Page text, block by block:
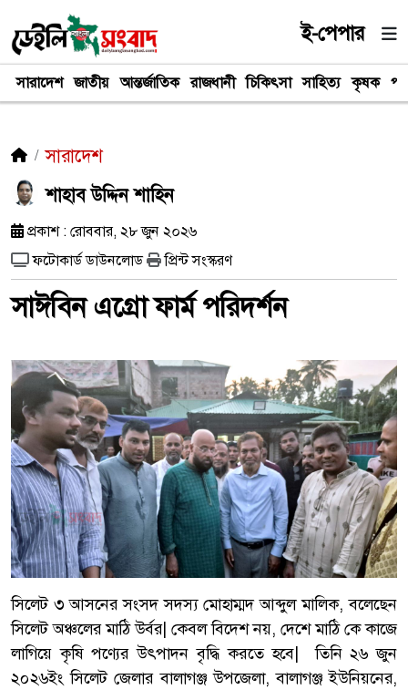
ই-পেপার
সারাদেশ জাতীয় আন্তর্জাতিক রাজধানী চিকিৎসা সাহিত্য কৃষক
সারাদেশ
শাহাব উদ্দিন শাহিন
প্রকাশ : রোববার, ২৮ জুন ২০২৬
ফটোকার্ড ডাউনলোড
প্রিন্ট সংস্করণ
সাঈবিন এগ্রো ফার্ম পরিদর্শন
সিলেট ৩ আসনের সংসদ সদস্য মোহাম্মদ আব্দুল মালিক, বলেছেন
সিলেট অঞ্চলের মাঠি উর্বর| কেবল বিদেশ নয়, দেশে মাঠি কে কাজে
লাগিয়ে কৃষি পণ্যের উৎপাদন বৃদ্ধি করতে হবে| তিনি ২৬ জুন
২০২৬ইং সিলেট জেলার বালাগঞ্জ উপজেলা, বালাগঞ্জ ইউনিয়নের,